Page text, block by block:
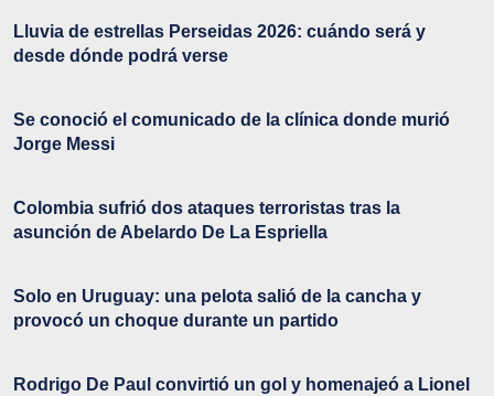
Lluvia de estrellas Perseidas 2026: cuándo será y
desde dónde podrá verse
Se conoció el comunicado de la clínica donde murió
Jorge Messi
Colombia sufrió dos ataques terroristas tras la
asunción de Abelardo De La Espriella
Solo en Uruguay: una pelota salió de la cancha y
provocó un choque durante un partido
Rodrigo De Paul convirtió un gol y homenajeó a Lionel